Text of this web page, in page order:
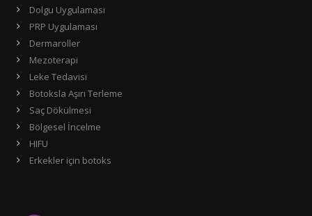
Dolgu Uygulaması
PRP Uygulaması
Dermaroller
Mezoterapi
Leke Tedavisi
Botoksla Aşırı Terleme
Saç Dökülmesi
Bölgesel İncelme
HIFU
Erkekler için botoks